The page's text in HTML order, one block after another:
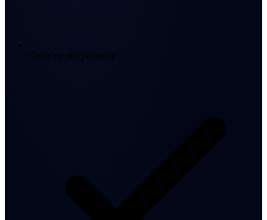
Gratis og uforpliktende